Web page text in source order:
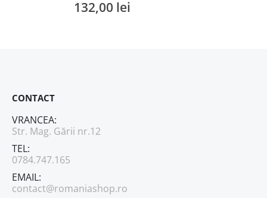
0 out of 5
132,00 lei
CONTACT
VRANCEA:
Str. Mag. Gării nr.12
TEL:
0784.747.165
EMAIL:
contact@romaniashop.ro